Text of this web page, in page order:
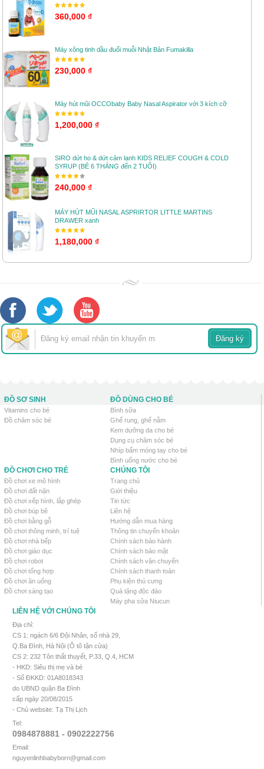
360,000 ₫
Máy xông tinh dầu đuổi muỗi Nhật Bản Fumakilla
230,000 ₫
Máy hút mũi OCCObaby Baby Nasal Aspirator với 3 kích cỡ
1,200,000 ₫
SIRO dứt ho & dứt cảm lạnh KIDS RELIEF COUGH & COLD
SYRUP (BÉ 6 THÁNG đến 2 TUỔI)
240,000 ₫
MÁY HÚT MŨI NASAL ASPRIRTOR LITTLE MARTINS
DRAWER xanh
1,180,000 ₫
ĐỒ SƠ SINH
Vitamins cho bé
Đồ chăm sóc bé
ĐỒ DÙNG CHO BÉ
Bình sữa
Ghế rung, ghế nằm
Kem dưỡng da cho bé
Dụng cụ chăm sóc bé
Nhíp bấm móng tay cho bé
Bình uống nước cho bé
ĐỒ CHƠI CHO TRẺ
Đồ chơi xe mô hình
Đồ chơi đất nặn
Đồ chơi xếp hình, lắp ghép
Đồ chơi búp bê
Đồ chơi bằng gỗ
Đồ chơi thông minh, trí tuệ
Đồ chơi nhà bếp
Đồ chơi giáo dục
Đồ chơi robot
Đồ chơi tổng hợp
Đồ chơi ăn uống
Đồ chơi sáng tạo
CHÚNG TÔI
Trang chủ
Giới thiệu
Tin tức
Liên hệ
Hướng dẫn mua hàng
Thông tin chuyển khoản
Chính sách bảo hành
Chính sách bảo mật
Chính sách vận chuyển
Chính sách thanh toán
Phụ kiện thú cưng
Quà tặng độc đáo
Máy pha sữa Niucun
LIÊN HỆ VỚI CHÚNG TÔI
Địa chỉ:
CS 1: ngách 6/6 Đội Nhân, số nhà 29,
Q.Ba Đình, Hà Nội (Ô tô tận cửa)
CS 2: 232 Tôn thất thuyết, P.33, Q.4, HCM
- HKD: Siêu thị mẹ và bé
- Số ĐKKD: 01A8018343
do UBND quận Ba Đình
cấp ngày 20/08/2015
- Chủ website: Tạ Thị Lịch
Tel:
0984878881 - 0902222756
Email:
nguyenlinhbabyborn@gmail.com